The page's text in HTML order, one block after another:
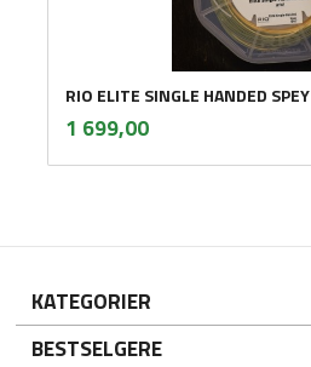
RIO ELITE SINGLE HANDED SPEY
Pris
1 699,00mva.
KATEGORIER
BESTSELGERE